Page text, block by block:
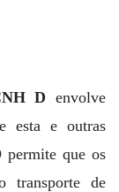
D envolve
esta e outras
permite que os
transporte de